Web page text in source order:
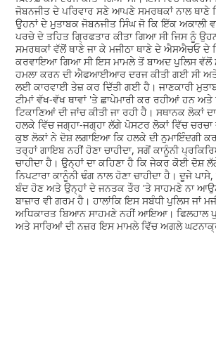
ਜੋਬਨਜੀਤ ਦੇ ਪਰਿਵਾਰ ਸਣੇ ਆਪਣੇ ਸਮਰਥਕਾਂ ਨਾਲ ਥਾਣੇ
ਉਹਨਾਂ ਦੇ ਮੁਤਾਬਕ ਜੋਬਨਜੀਤ ਸਿੰਘ ਜੋ ਕਿ ਇੱਕ ਅਕਾਲੀ
ਪਰਚੇ ਦੇ ਤਹਿਤ ਗ੍ਰਿਫਤਾਰ ਕੀਤਾ ਗਿਆ ਸੀ ਜਿਸ ਨੂੰ
ਸਮਰਥਕਾਂ ਵੱਲੋਂ ਥਾਣੇ ਜਾ ਕੇ ਮਜੀਠਾ ਥਾਣੇ ਦੇ ਐਸਐਚਓ ਦੇ
ਕਰਵਾਇਆ ਗਿਆ ਸੀ ਇਸ ਮਾਮਲੇ ਤੋਂ ਬਾਅਦ ਪੁਲਿਸ ਵੱਲੋਂ
ਹਮਲਾ ਕਰਨ ਦੀ ਐਫਆਈਆਰ ਦਰਜ ਕੀਤੀ ਗਈ ਸੀ ਅਤੇ
ਲਈ ਕਾਰਵਾਈ ਤੇਜ਼ ਕਰ ਦਿੱਤੀ ਗਈ ਹੈ। ਜਾਣਕਾਰੀ
ਟੀਮਾਂ ਵੱਖ-ਵੱਖ ਥਾਵਾਂ 'ਤੇ ਛਾਪੇਮਾਰੀ ਕਰ ਰਹੀਆਂ ਹਨ ਅਤੇ
ਟਿਕਾਣਿਆਂ ਦੀ ਜਾਂਚ ਕੀਤੀ ਜਾ ਰਹੀ ਹੈ। ਸਥਾਨਕ ਲੋਕਾਂ
ਹਲਕੇ ਵਿੱਚ ਜਗ੍ਹਾ-ਜਗ੍ਹਾ ਲੱਗੇ ਪੋਸਟਰ ਲੋਕਾਂ ਵਿੱਚ ਚਰਚਾ
ਕੁਝ ਲੋਕਾਂ ਨੇ ਦੋਸ਼ ਲਗਾਇਆ ਕਿ ਹਲਕੇ ਦੀ ਨੁਮਾਇੰਦਗੀ
ਤਰ੍ਹਾਂ ਗਾਇਬ ਨਹੀਂ ਹੋਣਾ ਚਾਹੀਦਾ, ਸਗੋਂ ਕਾਨੂੰਨੀ
ਚਾਹੀਦਾ ਹੈ। ਉਨ੍ਹਾਂ ਦਾ ਕਹਿਣਾ ਹੈ ਕਿ ਜੇਕਰ ਕੋਈ ਦੋਸ਼
ਨਿਪਟਾਰਾ ਕਾਨੂੰਨੀ ਢੰਗ ਨਾਲ ਹੋਣਾ ਚਾਹੀਦਾ ਹੈ। ਦੂਜੇ
ਬੰਦ ਹੋਣ ਅਤੇ ਉਨ੍ਹਾਂ ਦੇ ਜਨਤਕ ਤੌਰ 'ਤੇ ਸਾਹਮਣੇ ਨਾ
ਬਾਜ਼ਾਰ ਵੀ ਗਰਮ ਹੈ। ਹਾਲਾਂਕਿ ਇਸ ਸਬੰਧੀ ਪੁਲਿਸ ਜਾਂ
ਅਧਿਕਾਰਤ ਬਿਆਨ ਸਾਹਮਣੇ ਨਹੀਂ ਆਇਆ। ਫਿਲਹਾਲ
ਅਤੇ ਸਾਰਿਆਂ ਦੀ ਨਜ਼ਰ ਇਸ ਮਾਮਲੇ ਵਿੱਚ ਅਗਲੇ